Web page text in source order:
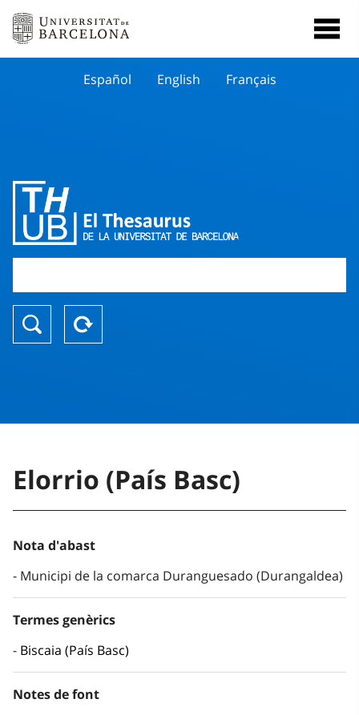
Español English Français
Elorrio (País Basc)
Nota d'abast
Municipi de la comarca Duranguesado (Durangaldea)
Termes genèrics
Biscaia (País Basc)
Notes de font